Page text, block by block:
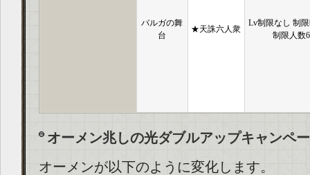
バルガの舞
台
★天誅六人衆
Lv制限なし 制
制限人数
オーメン兆しの光ダブルアップキャンペ
オーメンが以下のように変化します。